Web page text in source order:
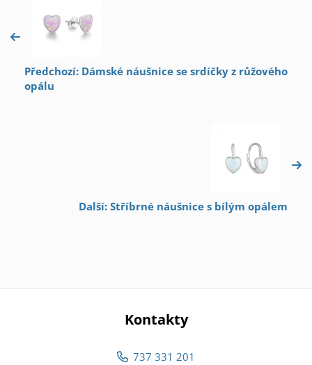
Předchozí: Dámské náušnice se srdíčky z růžového
opálu
Další: Stříbrné náušnice s bílým opálem
Kontakty
737 331 201